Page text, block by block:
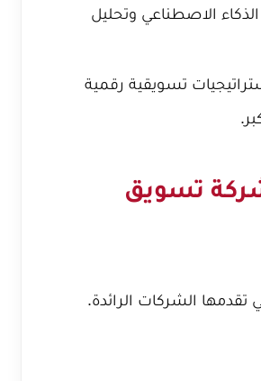
الاصطناعي وتحليل
تسويقية رقمية
تسويق
الشركات الرائدة.